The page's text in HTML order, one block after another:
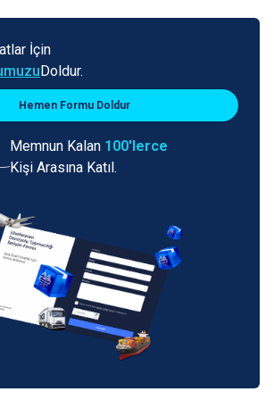
İçin
Doldur.
Hemen Formu Doldur
Memnun Kalan 100'lerce
Kişi Arasına Katıl.